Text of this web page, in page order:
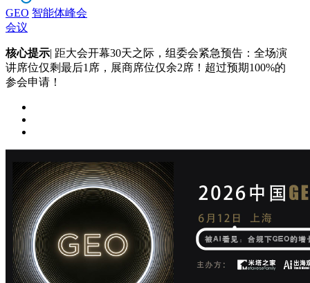
GEO 智能体峰会
会议
核心提示| 距大会开幕30天之际，组委会紧急预告：全场演
讲席位仅剩最后1席，展商席位仅余2席！超过预期100%的
参会申请！